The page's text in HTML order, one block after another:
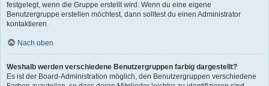
festgelegt, wenn die Gruppe erstellt wird. Wenn du eine eigene
Benutzergruppe erstellen möchtest, dann solltest du einen Administrator
kontaktieren.
Nach oben
Weshalb werden verschiedene Benutzergruppen farbig dargestellt?
Es ist der Board-Administration möglich, den Benutzergruppen verschiedene